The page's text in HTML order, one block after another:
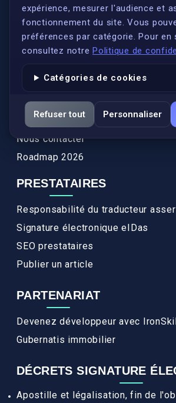
expérience, mesurer l'audience et
fonctionnement du site. Vous
préférences par catégorie. Pour en
consultez notre Politique de
Catégories de cookies
Refuser tout Personnaliser
Qui sommes-nous ?
Conformité
Annuaires des traducteurs
Actualités
Services
FAQ
Nous contacter
Roadmap 2026
PRESTATAIRES
Responsabilité du traducteur
Signature électronique eIDas
SEO prestataires
Publier un article
PARTENARIAT
Devenez développeur avec
Gubernatis immobilier
DÉCRETS SIGNATURE
Apostille et légalisation, fin de